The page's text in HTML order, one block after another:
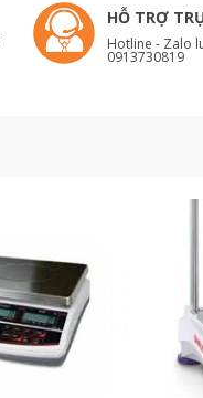
HỖ TRỢ
Hotline - Zalo
0913730819